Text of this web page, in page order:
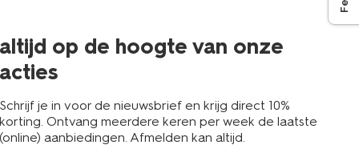
altijd op de hoogte van onze
acties
Schrijf je in voor de nieuwsbrief en krijg direct 10%
korting. Ontvang meerdere keren per week de laatste
(online) aanbiedingen. Afmelden kan altijd.